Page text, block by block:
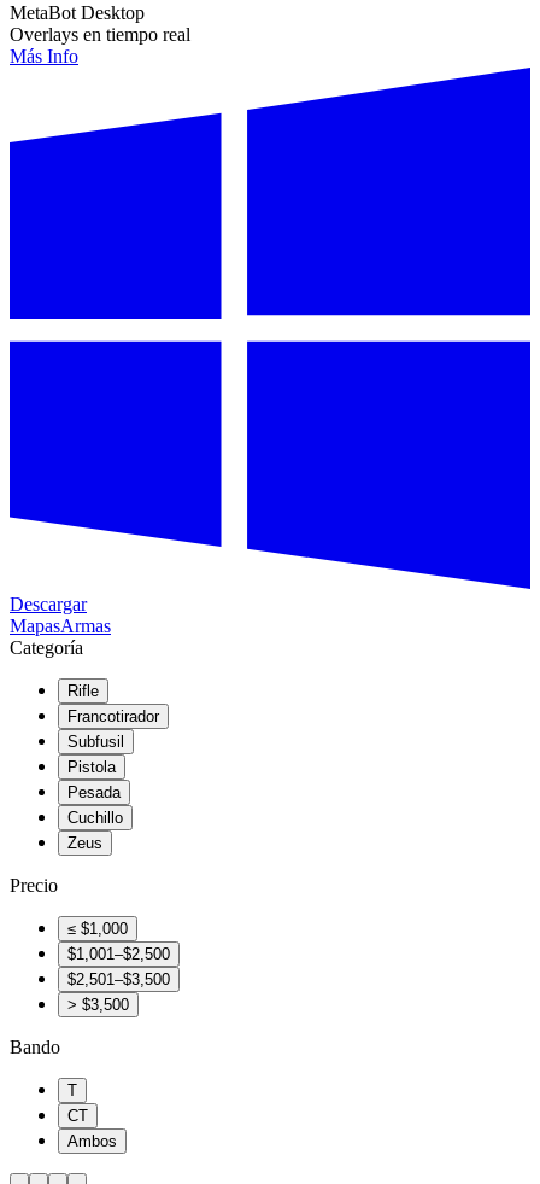
MetaBot Desktop
Overlays en tiempo real
Más Info
Descargar
MapasArmas
Categoría
Rifle
Francotirador
Subfusil
Pistola
Pesada
Cuchillo
Zeus
Precio
≤ $1,000
$1,001–$2,500
$2,501–$3,500
> $3,500
Bando
T
CT
Ambos